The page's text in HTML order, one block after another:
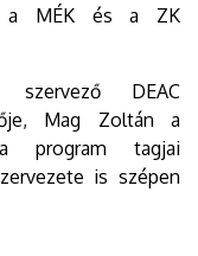
a MÉK és a ZK
szervező DEAC
Mag Zoltán a
program tagjai
is szépen